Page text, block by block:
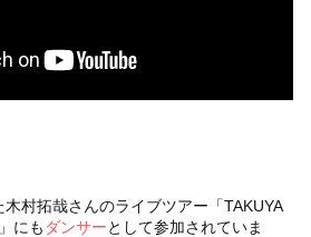
村拓哉さんのライブツアー「TAKUYA
にも ダンサーとして参加されていま